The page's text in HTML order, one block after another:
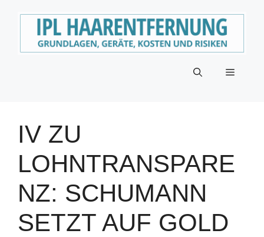
Menü
IV ZU
LOHNTRANSPARE
NZ: SCHUMANN
SETZT AUF GOLD